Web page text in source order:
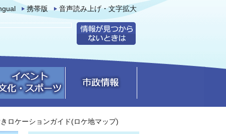
携帯版 音声読み上げ・文字拡大
ロケーションガイド(ロケ地マップ)